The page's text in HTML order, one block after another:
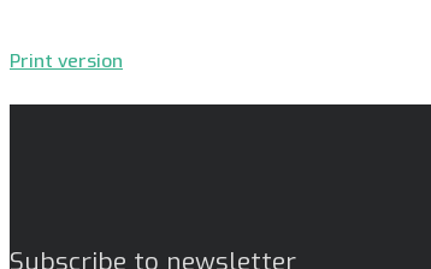
Print version
Subscribe to newsletter